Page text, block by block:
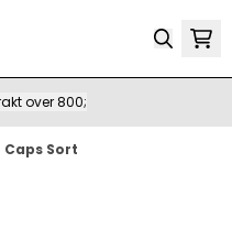
over 800;
Caps Sort